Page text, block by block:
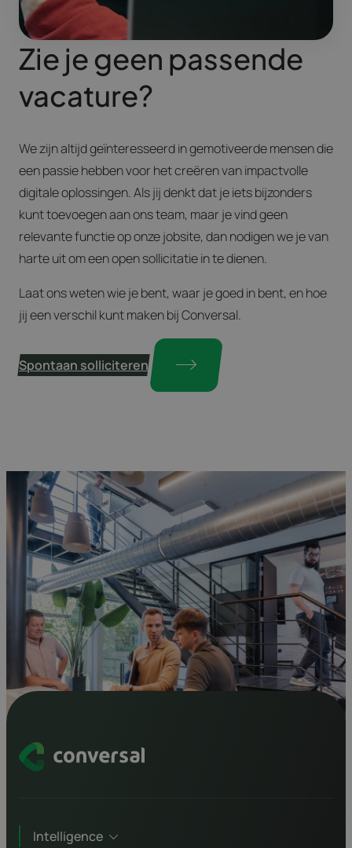
Zie je geen passende
vacature?
We zijn altijd geïnteresseerd in gemotiveerde mensen die
een passie hebben voor het creëren van impactvolle
digitale oplossingen. Als jij denkt dat je iets bijzonders
kunt toevoegen aan ons team, maar je vind geen
relevante functie op onze jobsite, dan nodigen we je van
harte uit om een open sollicitatie in te dienen.
Laat ons weten wie je bent, waar je goed in bent, en hoe
jij een verschil kunt maken bij Conversal.
Spontaan solliciteren
Intelligence